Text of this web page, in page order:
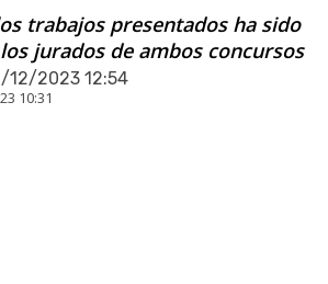
trabajos presentados ha sido
jurados de ambos concursos
12/2023 12:54
10:31